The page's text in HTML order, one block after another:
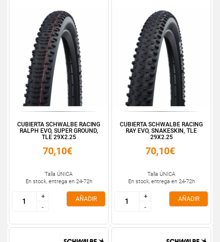
CUBIERTA SCHWALBE RACING
RALPH EVO, SUPER GROUND,
TLE 29X2.25
70,10€
Talla ÚNICA
En stock, entrega en 24-72h
+
-
+
-
AÑADIR
CUBIERTA SCHWALBE RACING
RAY EVO, SNAKESKIN, TLE
29X2.25
70,10€
Talla ÚNICA
En stock, entrega en 24-72h
+
-
+
-
AÑADIR